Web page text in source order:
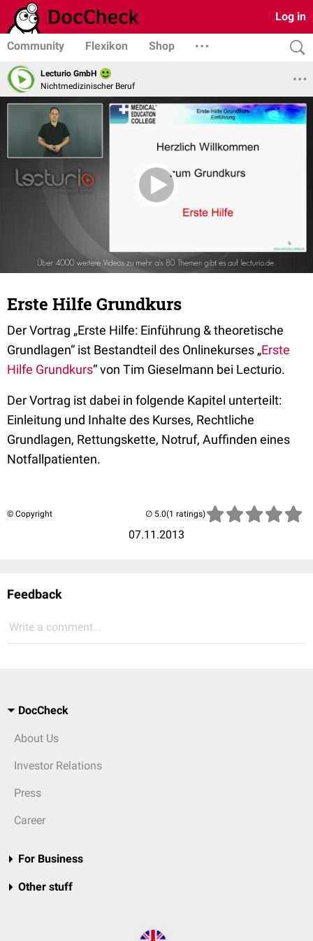
Log in
Community Flexikon Shop
Lecturio GmbH
Nichtmedizinischer Beruf
Erste Hilfe Grundkurs
Der Vortrag „Erste Hilfe: Einführung & theoretische
Grundlagen“ ist Bestandteil des Onlinekurses „Erste
Hilfe Grundkurs“ von Tim Gieselmann bei Lecturio.
Der Vortrag ist dabei in folgende Kapitel unterteilt:
Einleitung und Inhalte des Kurses, Rechtliche
Grundlagen, Rettungskette, Notruf, Auffinden eines
Notfallpatienten.
© Copyright
07.11.2013
(1 ratings)
Feedback
Write a comment...
DocCheck
About Us
Investor Relations
Press
Career
For Business
Other stuff